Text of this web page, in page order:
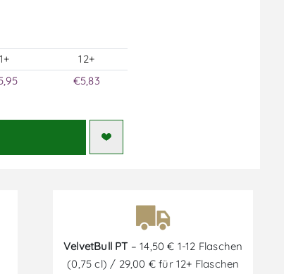
1+
12+
€5,83
VelvetBull PT – 14,50 € 1-12 Flaschen
(0,75 cl) / 29,00 € für 12+ Flaschen